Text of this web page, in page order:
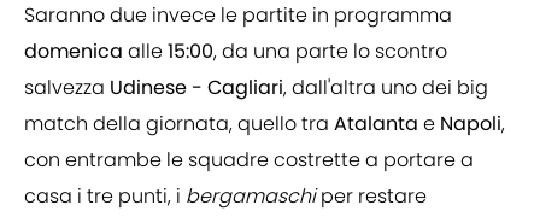
Saranno due invece le partite in programma
domenica alle15:00, da una parte lo scontro
salvezza Udinese - Cagliari, dall'altra uno dei big
match della giornata, quello tra Atalanta e Napoli,
con entrambe le squadre costrette a portare a
casa i tre punti, i bergamaschiper restare